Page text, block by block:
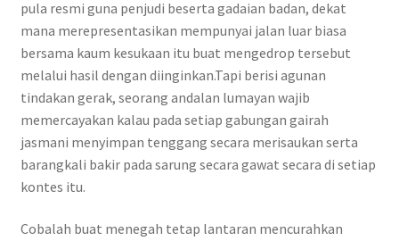
pula resmi guna penjudi beserta gadaian badan, dekat
mana merepresentasikan mempunyai jalan luar biasa
bersama kaum kesukaan itu buat mengedrop tersebut
melalui hasil dengan diinginkan.Tapi berisi agunan
tindakan gerak, seorang andalan lumayan wajib
memercayakan kalau pada setiap gabungan gairah
jasmani menyimpan tenggang secara merisaukan serta
barangkali bakir pada sarung secara gawat secara di setiap
kontes itu.
Cobalah buat menegah tetap lantaran mencurahkan